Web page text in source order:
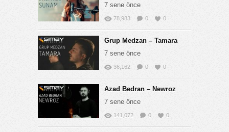
7 sene önce
78,983 0 0
Grup Medzan – Tamara
7 sene önce
36,162 0 0
Azad Bedran – Newroz
7 sene önce
141,072 0 0